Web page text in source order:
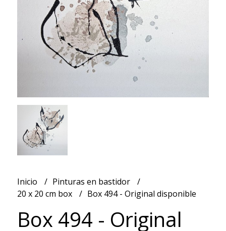
Inicio
Pinturas en bastidor
20 x 20 cm box
Box 494 - Original disponible
Box 494 - Original